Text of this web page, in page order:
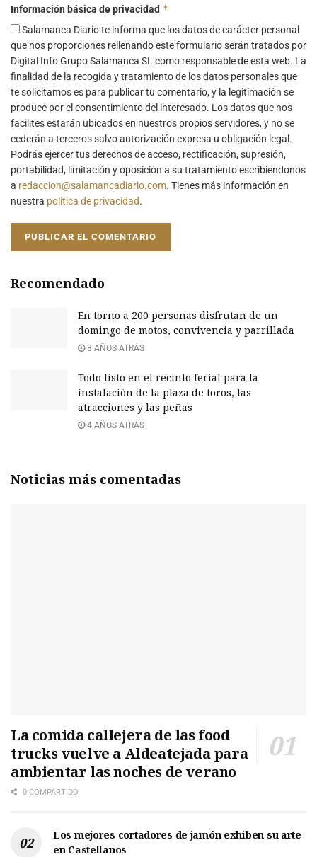
Información básica de privacidad *
Salamanca Diario te informa que los datos de carácter personal
que nos proporciones rellenando este formulario serán tratados por
Digital Info Grupo Salamanca SL como responsable de esta web. La
finalidad de la recogida y tratamiento de los datos personales que
te solicitamos es para publicar tu comentario, y la legitimación se
produce por el consentimiento del interesado. Los datos que nos
facilites estarán ubicados en nuestros propios servidores, y no se
cederán a terceros salvo autorización expresa u obligación legal.
Podrás ejercer tus derechos de acceso, rectificación, supresión,
portabilidad, limitación y oposición a su tratamiento escribiendonos
a redaccion@salamancadiario.com. Tienes más información en
nuestra política de privacidad.
Recomendado
En torno a 200 personas disfrutan de un
domingo de motos, convivencia y parrillada
3 AÑOS ATRÁS
Todo listo en el recinto ferial para la
instalación de la plaza de toros, las
atracciones y las peñas
4 AÑOS ATRÁS
Noticias más comentadas
La comida callejera de las food
trucks vuelve a Aldeatejada para
ambientar las noches de verano
0 COMPARTIDO
Los mejores cortadores de jamón exhiben su arte
en Castellanos